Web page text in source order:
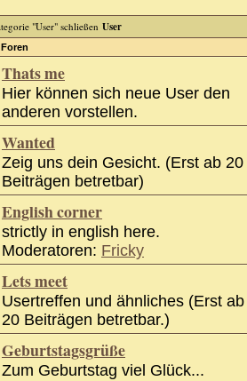
User
Foren
Thats me
Hier können sich neue User den
anderen vorstellen.
Wanted
Zeig uns dein Gesicht. (Erst ab 20
Beiträgen betretbar)
English corner
strictly in english here.
Moderatoren: Fricky
Lets meet
Usertreffen und ähnliches (Erst ab
20 Beiträgen betretbar.)
Geburtstagsgrüße
Zum Geburtstag viel Glück...